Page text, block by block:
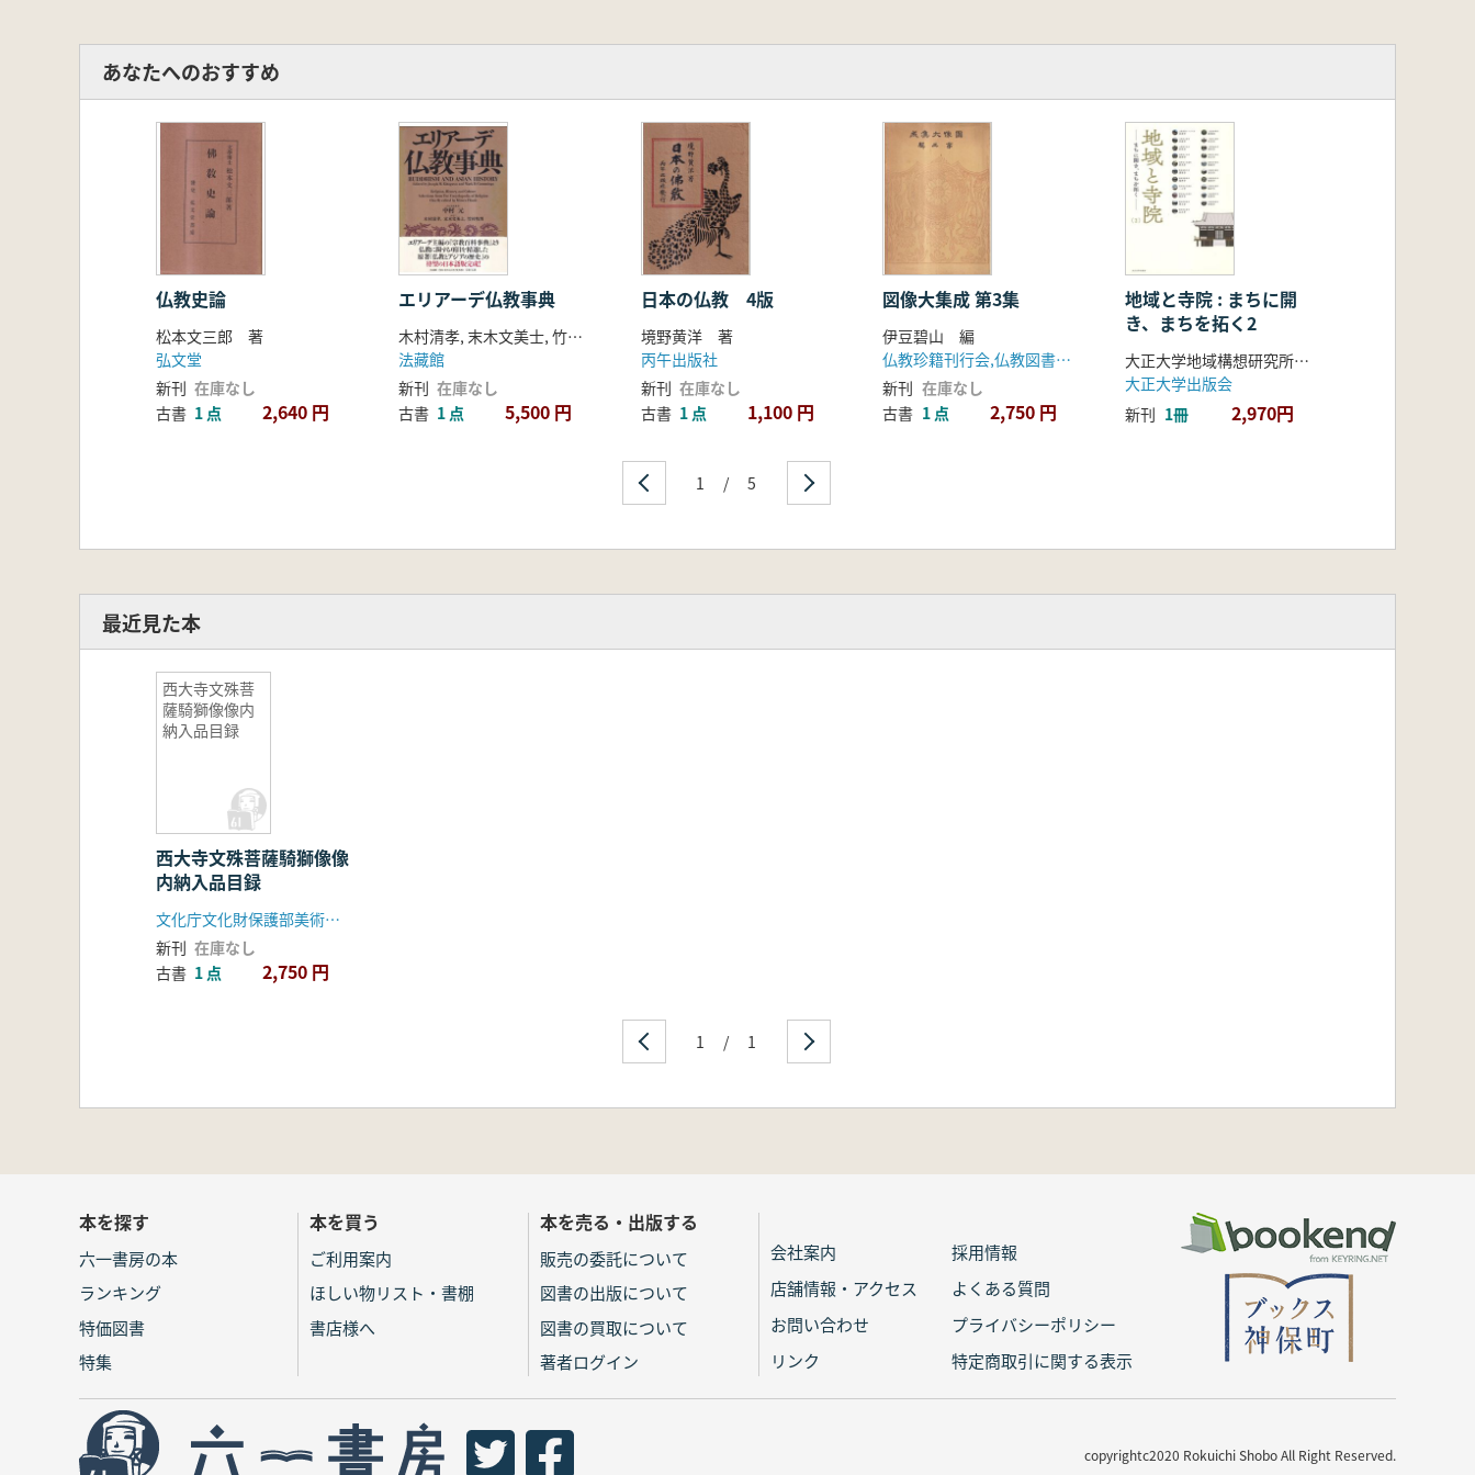
あなたへのおすすめ
仏教史論
松本文三郎 著
弘文堂
新刊 在庫なし
古書 1 点 2,640 円
エリアーデ仏教事典
木村清孝, 末木文美士, 竹村牧男編 訳
法藏館
新刊 在庫なし
古書 1 点 5,500 円
日本の仏教 4版
境野黄洋 著
丙午出版社
新刊 在庫なし
古書 1 点 1,100 円
図像大集成 第3集
伊豆碧山 編
仏教珍籍刊行会,仏教図書刊行会
新刊 在庫なし
古書 1 点 2,750 円
地域と寺院 : まちに開
き、まちを拓く2
大正大学地域構想研究所・BSR推進センター 編著
大正大学出版会
新刊 1冊 2,970円
1 / 5
最近見た本
西大寺文殊菩
薩騎獅像像内
納入品目録
西大寺文殊菩薩騎獅像像
内納入品目録
文化庁文化財保護部美術工芸課
新刊 在庫なし
古書 1 点 2,750 円
1 / 1
本を探す
六一書房の本
ランキング
特価図書
特集
本を買う
ご利用案内
ほしい物リスト・書棚
書店様へ
本を売る・出版する
販売の委託について
図書の出版について
図書の買取について
著者ログイン
会社案内
採用情報
店舗情報・アクセス
よくある質問
お問い合わせ
プライバシーポリシー
リンク
特定商取引に関する表示
copyrightc2020 Rokuichi Shobo All Right Reserved.